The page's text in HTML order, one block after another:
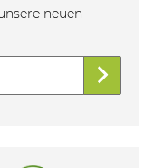
neuen